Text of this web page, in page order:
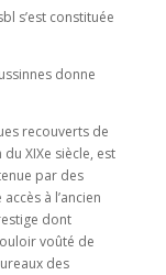
s’est constituée
donne
recouverts de
XIXe siècle, est
par des
à l’ancien
dont
voûté de
des